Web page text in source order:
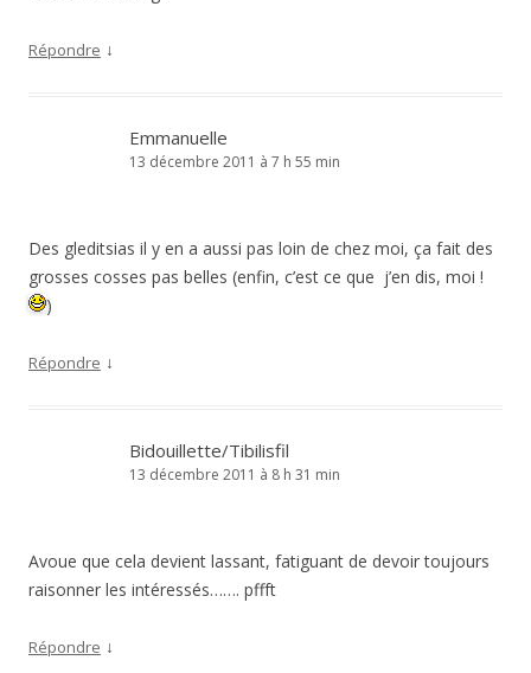
Répondre ↓
Emmanuelle
13 décembre 2011 à 7 h 55 min
Des gleditsias il y en a aussi pas loin de chez moi, ça fait des
grosses cosses pas belles (enfin, c’est ce que j’en dis, moi !
)
Répondre ↓
Bidouillette/Tibilisfil
13 décembre 2011 à 8 h 31 min
Avoue que cela devient lassant, fatiguant de devoir toujours
raisonner les intéressés……. pffft
Répondre ↓